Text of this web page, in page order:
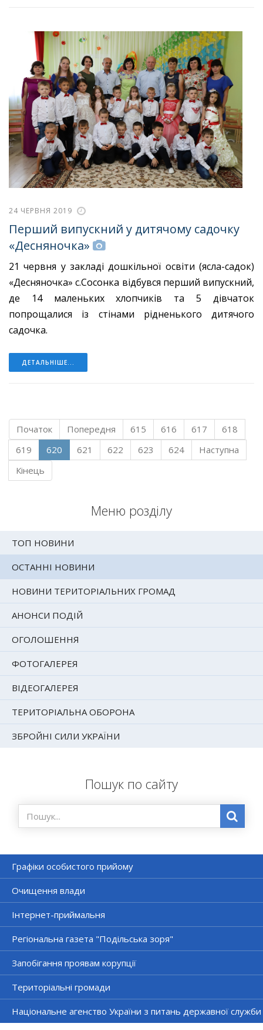
Меню розділу
ТОП НОВИНИ
ОСТАННІ НОВИНИ
НОВИНИ ТЕРИТОРІАЛЬНИХ ГРОМАД
АНОНСИ ПОДІЙ
ОГОЛОШЕННЯ
ФОТОГАЛЕРЕЯ
ВІДЕОГАЛЕРЕЯ
ТЕРИТОРІАЛЬНА ОБОРОНА
ЗБРОЙНІ СИЛИ УКРАЇНИ
Пошук по сайту
Графіки особистого прийому
Очищення влади
Інтернет-приймальня
Регіональна газета "Подільська зоря"
Запобігання проявам корупції
Територіальні громади
Національне агенство України з питань державної служби
24 ЧЕРВНЯ 2019
Перший випускний у дитячому садочку
«Десняночка»
21 червня у закладі дошкільної освіти (ясла-садок)
«Десняночка» с.Сосонка відбувся перший випускний,
де 14 маленьких хлопчиків та 5 дівчаток
попрощалися із стінами рідненького дитячого
садочка.
ДЕТАЛЬНІШЕ...
Початок Попередня 615 616 617
618
619
620 621 622 623 624
Наступна
Кінець